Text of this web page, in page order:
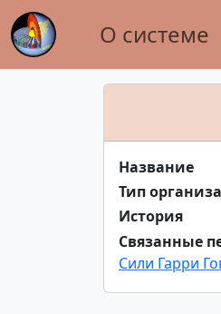
О системе
Название
Тип
История
Связанные
Сили Гарри